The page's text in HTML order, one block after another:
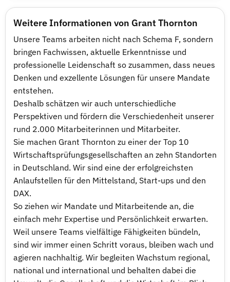
Weitere Informationen von Grant Thornton
Unsere Teams arbeiten nicht nach Schema F, sondern
bringen Fachwissen, aktuelle Erkenntnisse und
professionelle Leidenschaft so zusammen, dass neues
Denken und exzellente Lösungen für unsere Mandate
entstehen.
Deshalb schätzen wir auch unterschiedliche
Perspektiven und fördern die Verschiedenheit unserer
rund 2.000 Mitarbeiterinnen und Mitarbeiter.
Sie machen Grant Thornton zu einer der Top 10
Wirtschaftsprüfungsgesellschaften an zehn Standorten
in Deutschland. Wir sind eine der erfolgreichsten
Anlaufstellen für den Mittelstand, Start-ups und den
DAX.
So ziehen wir Mandate und Mitarbeitende an, die
einfach mehr Expertise und Persönlichkeit erwarten.
Weil unsere Teams vielfältige Fähigkeiten bündeln,
sind wir immer einen Schritt voraus, bleiben wach und
agieren nachhaltig. Wir begleiten Wachstum regional,
national und international und behalten dabei die